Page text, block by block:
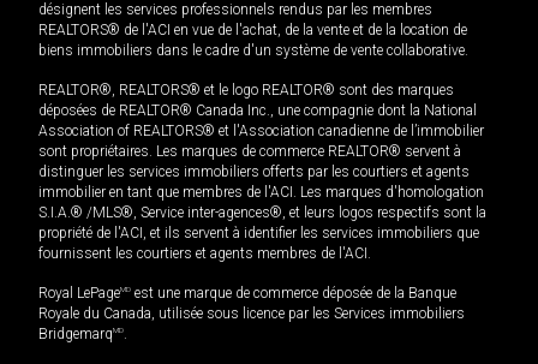
désignent les services professionnels rendus par les membres
REALTORS® de l'ACI en vue de l'achat, de la vente et de la location de
biens immobiliers dans le cadre d'un système de vente collaborative.
REALTOR®, REALTORS® et le logo REALTOR® sont des marques
déposées de REALTOR® Canada Inc., une compagnie dont la National
Association of REALTORS® et l'Association canadienne de l’immobilier
sont propriétaires. Les marques de commerce REALTOR® servent à
distinguer les services immobiliers offerts par les courtiers et agents
immobilier en tant que membres de l'ACI. Les marques d'homologation
S.I.A.® /MLS®, Service inter-agences®, et leurs logos respectifs sont la
propriété de l'ACI, et ils servent à identifier les services immobiliers que
fournissent les courtiers et agents membres de l'ACI.
Royal LePageMD est une marque de commerce déposée de la Banque
Royale du Canada, utilisée sous licence par les Services immobiliers
BridgemarqMD.